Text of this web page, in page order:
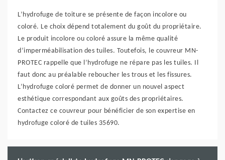
L’hydrofuge de toiture se présente de façon incolore ou
coloré. Le choix dépend totalement du goût du propriétaire.
Le produit incolore ou coloré assure la même qualité
d’imperméabilisation des tuiles. Toutefois, le couvreur MN-
PROTEC rappelle que l’hydrofuge ne répare pas les tuiles. Il
faut donc au préalable reboucher les trous et les fissures.
L’hydrofuge coloré permet de donner un nouvel aspect
esthétique correspondant aux goûts des propriétaires.
Contactez ce couvreur pour bénéficier de son expertise en
hydrofuge coloré de tuiles 35690.